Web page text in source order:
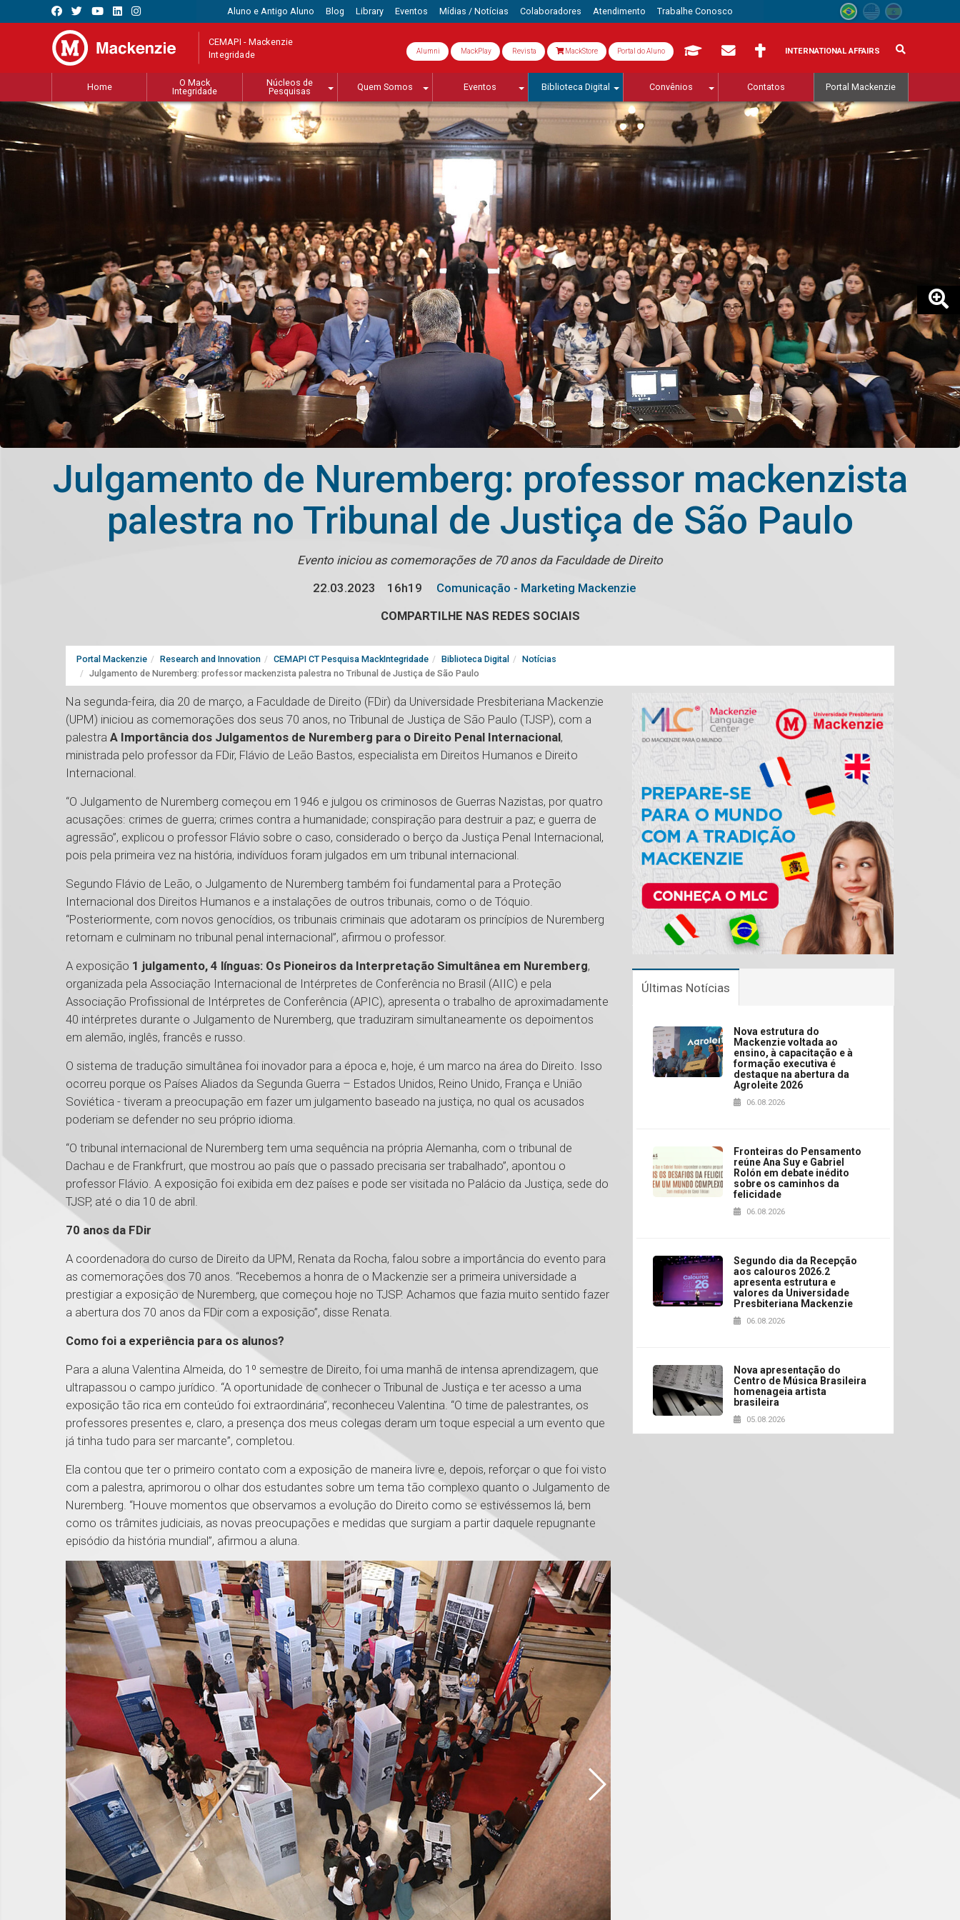
Aluno e Antigo Aluno Blog Library Eventos Mídias / Notícias Colaboradores Atendimento Trabalhe Conosco
CEMAPI - Mackenzie
Integridade Alumni MackPlay Revista MackStore Portal do Aluno INTERNATIONAL AFFAIRS
Home
O Mack
Integridade
Núcleos de
Pesquisas
Quem Somos Eventos Biblioteca Digital Convênios Contatos Portal Mackenzie
Julgamento de Nuremberg: professor mackenzista
palestra no Tribunal de Justiça de São Paulo
Evento iniciou as comemorações de 70 anos da Faculdade de Direito
22.03.2023
16h19
Comunicação - Marketing Mackenzie
COMPARTILHE NAS REDES SOCIAIS
Portal Mackenzie Research and Innovation CEMAPI CT Pesquisa MackIntegridade Biblioteca Digital
Notícias
Julgamento de Nuremberg: professor mackenzista palestra no Tribunal de Justiça de São Paulo
Na segunda-feira, dia 20 de março, a Faculdade de Direito (FDir) da Universidade Presbiteriana Mackenzie
(UPM) iniciou as comemorações dos seus 70 anos, no Tribunal de Justiça de São Paulo (TJSP), com a
palestra A Importância dos Julgamentos de Nuremberg para o Direito Penal Internacional,
ministrada pelo professor da FDir, Flávio de Leão Bastos, especialista em Direitos Humanos e Direito
Internacional.
“O Julgamento de Nuremberg começou em 1946 e julgou os criminosos de Guerras Nazistas, por quatro
acusações: crimes de guerra; crimes contra a humanidade; conspiração para destruir a paz; e guerra de
agressão”, explicou o professor Flávio sobre o caso, considerado o berço da Justiça Penal Internacional,
pois pela primeira vez na história, indivíduos foram julgados em um tribunal internacional.
Segundo Flávio de Leão, o Julgamento de Nuremberg também foi fundamental para a Proteção
Internacional dos Direitos Humanos e a instalações de outros tribunais, como o de Tóquio.
“Posteriormente, com novos genocídios, os tribunais criminais que adotaram os princípios de Nuremberg
retornam e culminam no tribunal penal internacional”, afirmou o professor.
A exposição 1 julgamento, 4 línguas: Os Pioneiros da Interpretação Simultânea em Nuremberg,
organizada pela Associação Internacional de Intérpretes de Conferência no Brasil (AIIC) e pela
Associação Profissional de Intérpretes de Conferência (APIC), apresenta o trabalho de aproximadamente
40 intérpretes durante o Julgamento de Nuremberg, que traduziram simultaneamente os depoimentos
em alemão, inglês, francês e russo.
O sistema de tradução simultânea foi inovador para a época e, hoje, é um marco na área do Direito. Isso
ocorreu porque os Países Aliados da Segunda Guerra – Estados Unidos, Reino Unido, França e União
Soviética - tiveram a preocupação em fazer um julgamento baseado na justiça, no qual os acusados
poderiam se defender no seu próprio idioma.
“O tribunal internacional de Nuremberg tem uma sequência na própria Alemanha, com o tribunal de
Dachau e de Frankfrurt, que mostrou ao país que o passado precisaria ser trabalhado”, apontou o
professor Flávio. A exposição foi exibida em dez países e pode ser visitada no Palácio da Justiça, sede do
TJSP, até o dia 10 de abril.
70 anos da FDir
A coordenadora do curso de Direito da UPM, Renata da Rocha, falou sobre a importância do evento para
as comemorações dos 70 anos. “Recebemos a honra de o Mackenzie ser a primeira universidade a
prestigiar a exposição de Nuremberg, que começou hoje no TJSP. Achamos que fazia muito sentido fazer
a abertura dos 70 anos da FDir com a exposição”, disse Renata.
Como foi a experiência para os alunos?
Para a aluna Valentina Almeida, do 1º semestre de Direito, foi uma manhã de intensa aprendizagem, que
ultrapassou o campo jurídico. “A oportunidade de conhecer o Tribunal de Justiça e ter acesso a uma
exposição tão rica em conteúdo foi extraordinária”, reconheceu Valentina. “O time de palestrantes, os
professores presentes e, claro, a presença dos meus colegas deram um toque especial a um evento que
já tinha tudo para ser marcante”, completou.
Ela contou que ter o primeiro contato com a exposição de maneira livre e, depois, reforçar o que foi visto
com a palestra, aprimorou o olhar dos estudantes sobre um tema tão complexo quanto o Julgamento de
Nuremberg. “Houve momentos que observamos a evolução do Direito como se estivéssemos lá, bem
como os trâmites judiciais, as novas preocupações e medidas que surgiam a partir daquele repugnante
episódio da história mundial”, afirmou a aluna.
Últimas Notícias
Nova estrutura do
Mackenzie voltada ao
ensino, à capacitação e à
formação executiva é
destaque na abertura da
Agroleite 2026
06.08.2026
Fronteiras do Pensamento
reúne Ana Suy e Gabriel
Rolón em debate inédito
sobre os caminhos da
felicidade
06.08.2026
Segundo dia da Recepção
aos calouros 2026.2
apresenta estrutura e
valores da Universidade
Presbiteriana Mackenzie
06.08.2026
Nova apresentação do
Centro de Música Brasileira
homenageia artista
brasileira
05.08.2026
Como o Colégio Mackenzie